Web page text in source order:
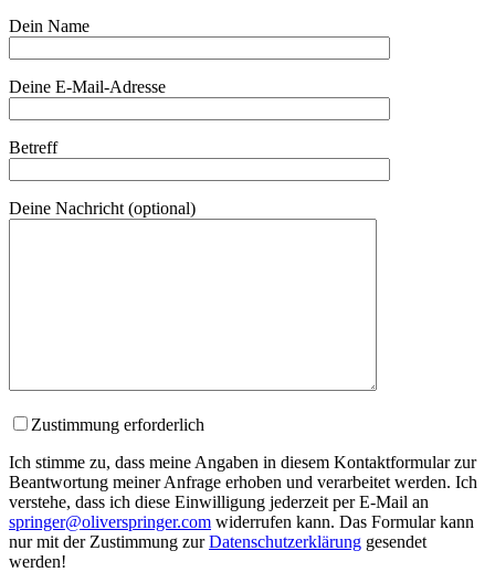
Dein Name
Deine E-Mail-Adresse
Betreff
Deine Nachricht (optional)
Zustimmung erforderlich
Ich stimme zu, dass meine Angaben in diesem Kontaktformular zur
Beantwortung meiner Anfrage erhoben und verarbeitet werden. Ich
verstehe, dass ich diese Einwilligung jederzeit per E-Mail an
springer@oliverspringer.com widerrufen kann. Das Formular kann
nur mit der Zustimmung zurDatenschutzerklärung gesendet
werden!